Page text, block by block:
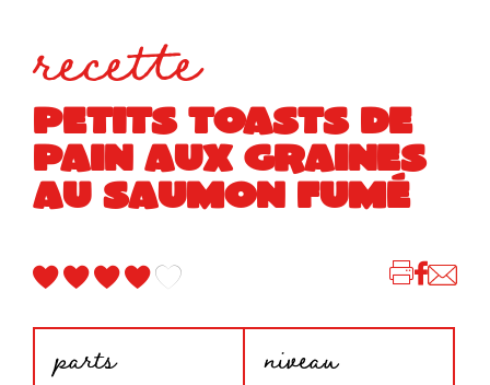
recette
PETITS TOASTS DE
PAIN AUX GRAINES
AU SAUMON FUMÉ
parts niveau